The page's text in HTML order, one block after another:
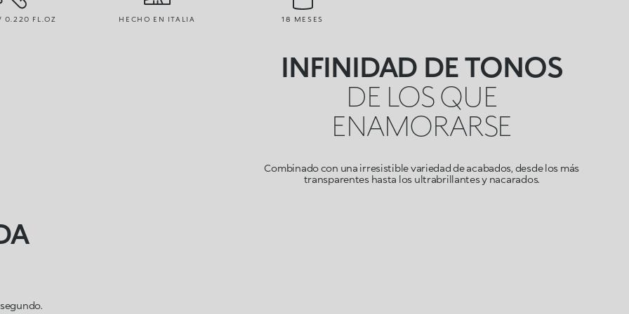
0.220 FL.OZ HECHO EN ITALIA 18 MESES
INFINIDAD DE TONOS
DE LOS QUE
ENAMORARSE
Combinado con una irresistible variedad de acabados, desde los más
transparentes hasta los ultrabrillantes y nacarados.